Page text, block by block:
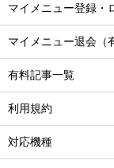
マイメニュー登録・
マイメニュー退会（
有料記事一覧
利用規約
対応機種